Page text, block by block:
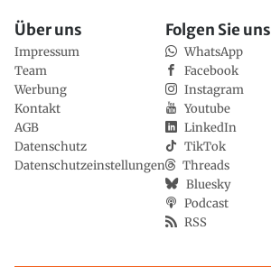
Über uns
Impressum
Team
Werbung
Kontakt
AGB
Datenschutz
Datenschutzeinstellungen
Folgen Sie uns
WhatsApp
Facebook
Instagram
Youtube
LinkedIn
TikTok
Threads
Bluesky
Podcast
RSS